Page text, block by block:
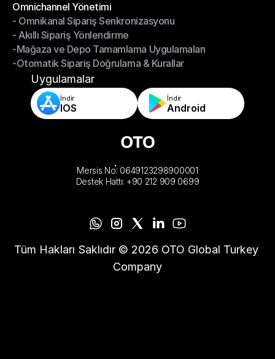
Omnichannel Yönetimi
Omnichannel Yönetimi
- Omnikanal Sipariş Senkronizasyonu
- Omnikanal Sipariş Senkronizasyonu
- Akıllı Sipariş Yönlendirme
- Akıllı Sipariş Yönlendirme
-Mağaza ve Depo Tamamlama Uygulamaları
-Mağaza ve Depo Tamamlama Uygulamaları
-Otomatik Sipariş Doğrulama & Kurallar
-Otomatik Sipariş Doğrulama & Kurallar
Uygulamalar
İndir
IOS
İndir
Android
Mersis No: 0649123298900001
Destek Hattı: +90 212 909 0699
Tüm Hakları Saklıdır © 2026 OTO Global Turkey
Company